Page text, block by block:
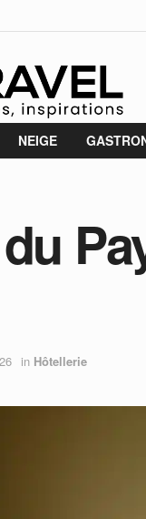
NEIGE
in Hôtellerie